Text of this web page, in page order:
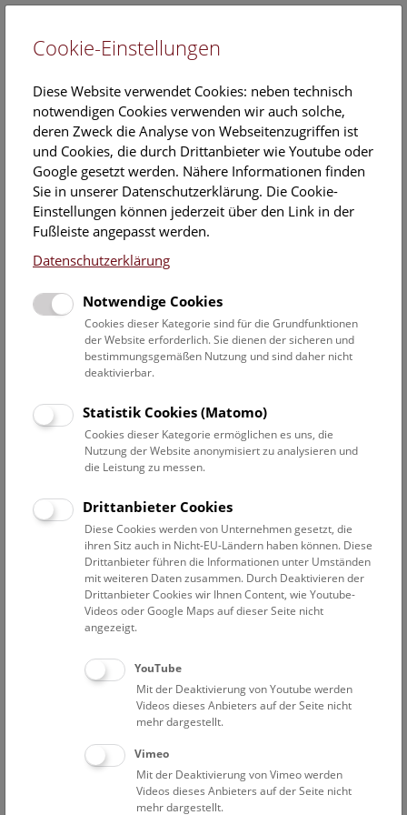
EN
Dinosaurier
Samstag, 30. August 2025, 11:45 Uhr – 15:15 Uhr |
Mitmachen ein!
Versuche dich als Dino-Forscher*in und setz in unserem
Labor einen Plateosaurus aus Knochen, die im 3D-Labor
können herausfinden, wie groß und schwer Plateosaurus
war und wie er gelebt hat – doch niemand weiß, ob er grün
oder rosa, grau oder bunt gemustert war. Gestalte einen
Plateosaurus ganz nach deinen Vorstellungen!
NHM Open Deck 50
Samstag, Sonn- und Feiertag, sowie täglich in den Herbst-,
Weihnachts-, Semester- und Osterferien, von 11:45 bis
Deck 50 © NHM Wien, Christina Rittmannsperger
Cookie-Einstellungen
Diese Website verwendet Cookies: neben technisch
notwendigen Cookies verwenden wir auch solche,
deren Zweck die Analyse von Webseitenzugriffen ist
und Cookies, die durch Drittanbieter wie Youtube oder
Google gesetzt werden. Nähere Informationen finden
Sie in unserer Datenschutzerklärung. Die Cookie-
Einstellungen können jederzeit über den Link in der
Fußleiste angepasst werden.
Datenschutzerklärung
Notwendige Cookies
Cookies dieser Kategorie sind für die Grundfunktionen
der Website erforderlich. Sie dienen der sicheren und
bestimmungsgemäßen Nutzung und sind daher nicht
deaktivierbar.
Statistik Cookies (Matomo)
Cookies dieser Kategorie ermöglichen es uns, die
Nutzung der Website anonymisiert zu analysieren und
die Leistung zu messen.
Drittanbieter Cookies
Diese Cookies werden von Unternehmen gesetzt, die
ihren Sitz auch in Nicht-EU-Ländern haben können. Diese
Drittanbieter führen die Informationen unter Umständen
mit weiteren Daten zusammen. Durch Deaktivieren der
Drittanbieter Cookies wir Ihnen Content, wie Youtube-
Videos oder Google Maps auf dieser Seite nicht
angezeigt.
YouTube
Mit der Deaktivierung von Youtube werden
Videos dieses Anbieters auf der Seite nicht
mehr dargestellt.
Vimeo
Mit der Deaktivierung von Vimeo werden
Videos dieses Anbieters auf der Seite nicht
mehr dargestellt.